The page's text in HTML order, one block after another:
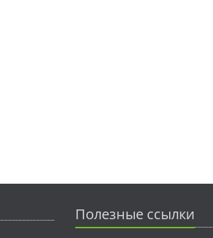
Полезные ссылки